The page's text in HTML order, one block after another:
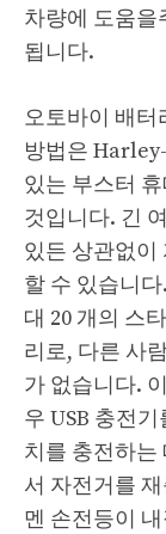
차량에 도움을
됩니다.
오토바이 배터
방법은
있는 부스터
것입니다. 긴
있든 상관없이
할 수 있습니
대 20 개의 스
리로, 다른 사
가 없습니다.
우 USB 충전
치를 충전하는
서 자전거를
멘 손전등이